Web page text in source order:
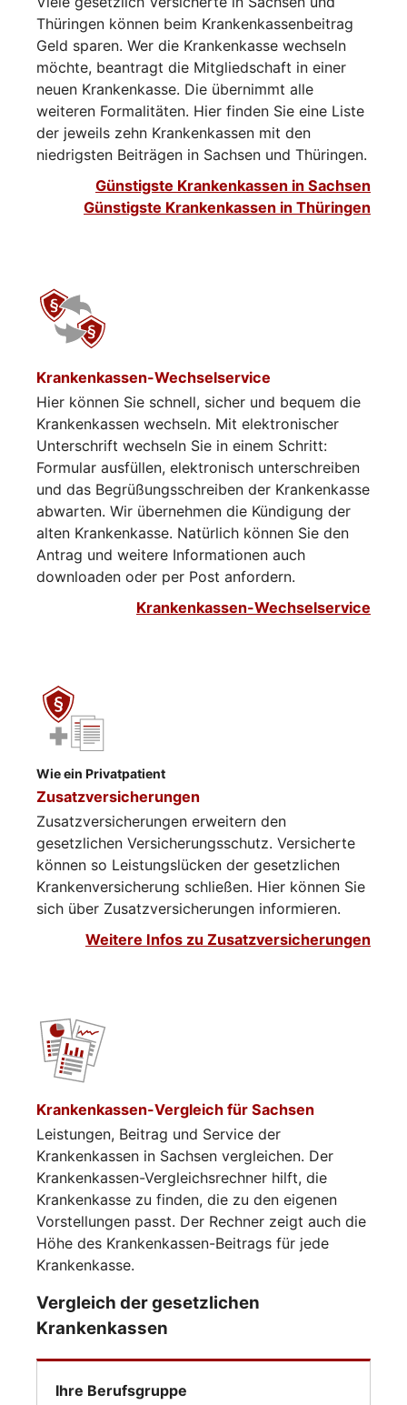
Thüringen können beim Krankenkassenbeitrag
Geld sparen. Wer die Krankenkasse wechseln
möchte, beantragt die Mitgliedschaft in einer
neuen Krankenkasse. Die übernimmt alle
weiteren Formalitäten. Hier finden Sie eine Liste
der jeweils zehn Krankenkassen mit den
niedrigsten Beiträgen in Sachsen und Thüringen.
Günstigste Krankenkassen in Sachsen
Günstigste Krankenkassen in Thüringen
Krankenkassen-Wechselservice
Hier können Sie schnell, sicher und bequem die
Krankenkassen wechseln. Mit elektronischer
Unterschrift wechseln Sie in einem Schritt:
Formular ausfüllen, elektronisch unterschreiben
und das Begrüßungsschreiben der Krankenkasse
abwarten. Wir übernehmen die Kündigung der
alten Krankenkasse. Natürlich können Sie den
Antrag und weitere Informationen auch
downloaden oder per Post anfordern.
Krankenkassen-Wechselservice
Wie ein Privatpatient
Zusatzversicherungen
Zusatzversicherungen erweitern den
gesetzlichen Versicherungsschutz. Versicherte
können so Leistungslücken der gesetzlichen
Krankenversicherung schließen. Hier können Sie
sich über Zusatzversicherungen informieren.​​​​
Weitere Infos zu Zusatzversicherungen
Krankenkassen-Vergleich für Sachsen
Leistungen, Beitrag und Service der
Krankenkassen in Sachsen vergleichen. Der
Krankenkassen-Vergleichsrechner hilft, die
Krankenkasse zu finden, die zu den eigenen
Vorstellungen passt. Der Rechner zeigt auch die
Höhe des Krankenkassen-Beitrags für jede
Krankenkasse.
Vergleich der gesetzlichen
Krankenkassen
Ihre Berufsgruppe